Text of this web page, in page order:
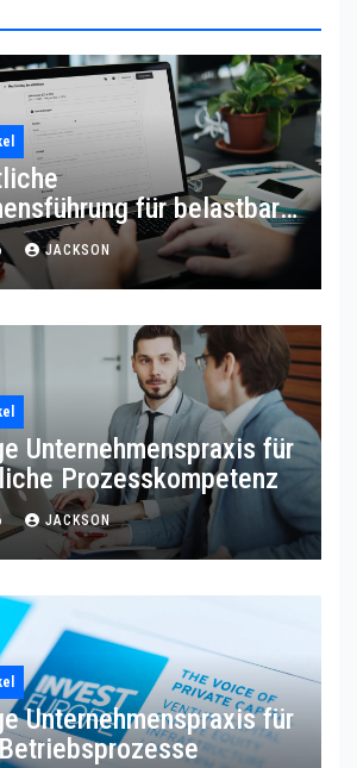
für belastbare
JACKSON
Unternehmenspraxis für
Prozesskompetenz
JACKSON
Unternehmenspraxis für